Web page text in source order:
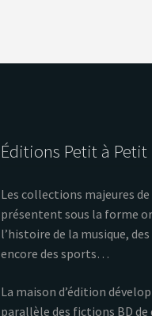
Éditions Petit à Petit
Les collections majeures
présentent sous la forme
l’histoire de la musique,
encore des sports…
La maison d’édition
parallèle des fictions BD de